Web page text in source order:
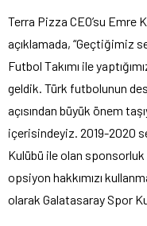
Terra Pizza CEO’su Emre
açıklamada, “Geçtiğimiz
Futbol Takımı ile
geldik. Türk futbolunun
açısından büyük önem
içerisindeyiz. 2019-2020
Kulübü ile olan
opsiyon hakkımızı
olarak Galatasaray Spor